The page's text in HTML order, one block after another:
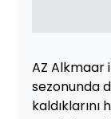
AZ Alkmaar
sezonunda
kaldıklarını